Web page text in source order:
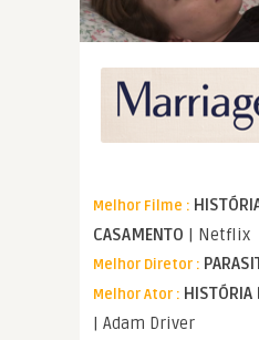
Melhor Filme :
CASAMENTO | Netflix
Melhor Diretor :
Melhor Ator : HISTÓRIA
| Adam Driver